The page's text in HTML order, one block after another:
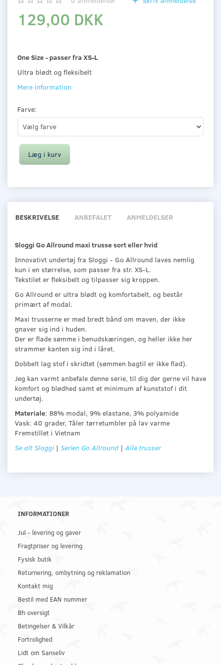
129,00 DKK
One Size - passer fra XS-L
Ultra blødt og fleksibelt
Mere information
Farve:
Læg i kurv
BESKRIVELSE ANBEFALET ANMELDELSER
Sloggi Go Allround maxi trusse sort eller hvid
Innovativt undertøj fra Sloggi - Go Allround laves nemlig
kun i en størrelse, som passer fra str. XS-L.
Tekstilet er fleksibelt og tilpasser sig kroppen.
Go Allround er ultra blødt og komfortabelt, og består
primært af modal.
Maxi trusserne er med bredt bånd om maven, der ikke
gnaver sig ind i huden.
Der er flade sømme i benudskæringen, og heller ikke her
strammer kanten sig ind i låret.
Dobbelt lag stof i skridtet (sømmen bagtil er ikke flad).
Jeg kan varmt anbefale denne serie, til dig der gerne vil have
komfort og blødhed samt et minimum af kunststof i dit
undertøj.
Materiale: 88% modal, 9% elastane, 3% polyamide
Vask: 40 grader, Tåler tørretumbler på lav varme
Fremstillet i Vietnam
Se alt Sloggi| Serien Go Allround | Alle trusser
INFORMATIONER
Jul - levering og gaver
Fragtpriser og levering
Fysisk butik
Returnering, ombytning og reklamation
Kontakt mig
Bestil med EAN nummer
Bh oversigt
Betingelser & Vilkår
Fortrolighed
Lidt om Sanseliv